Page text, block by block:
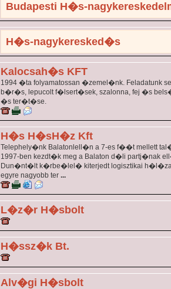
Budapesti H�s-
H�s-nagykeresked�s
Kalocsah�s KFT
1994 �ta folyamatossan �zemel�nk. Feladatunk
b�r�s, lepucolt f�lsert�sek, szalonna, fej �s
�s ter�t�se.
H�s H�sH�z Kft
Telephely�nk Balatonlell�n a 7-es f��t mellett
1997-ben kezdt�k meg a Balaton d�li partj�nak
Dun�nt�lt k�rbe�lel� kiterjedt logisztikai
egyre nagyobb ter ...
L�z�r H�sbolt
H�ssz�k Bt.
Alv�gi H�sbolt